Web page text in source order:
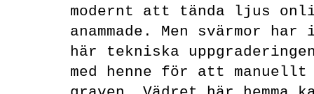
modernt att tända ljus
anammade. Men svärmor
här tekniska
med henne för att